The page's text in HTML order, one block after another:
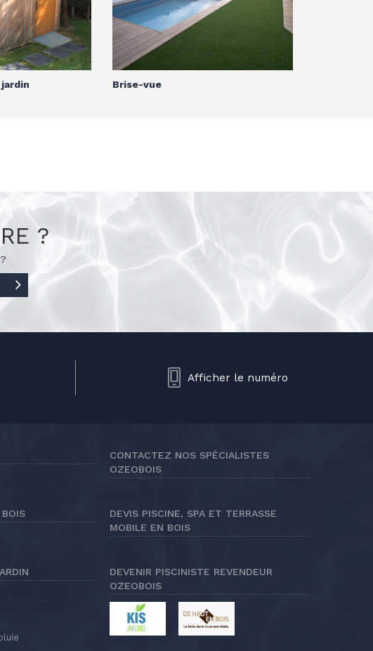
Brise-vue
?
Afficher le numéro
CONTACTEZ NOS SPÉCIALISTES
OZEOBOIS
DEVIS PISCINE, SPA ET TERRASSE
MOBILE EN BOIS
DEVENIR PISCINISTE REVENDEUR
OZEOBOIS